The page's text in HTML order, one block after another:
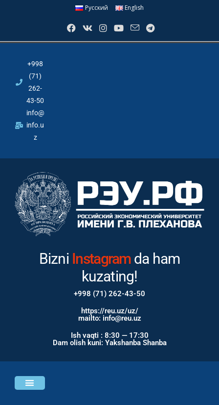
Русский English
+998
(71)
262-
43-50
info@
info.u
z
Bizni Youtubeda ham kuzating!
+998 (71) 262-43-50
https://reu.uz/uz/
mailto: info@reu.uz
Ish vaqti : 8:30 — 17:30
Dam olish kuni: Yakshanba Shanba